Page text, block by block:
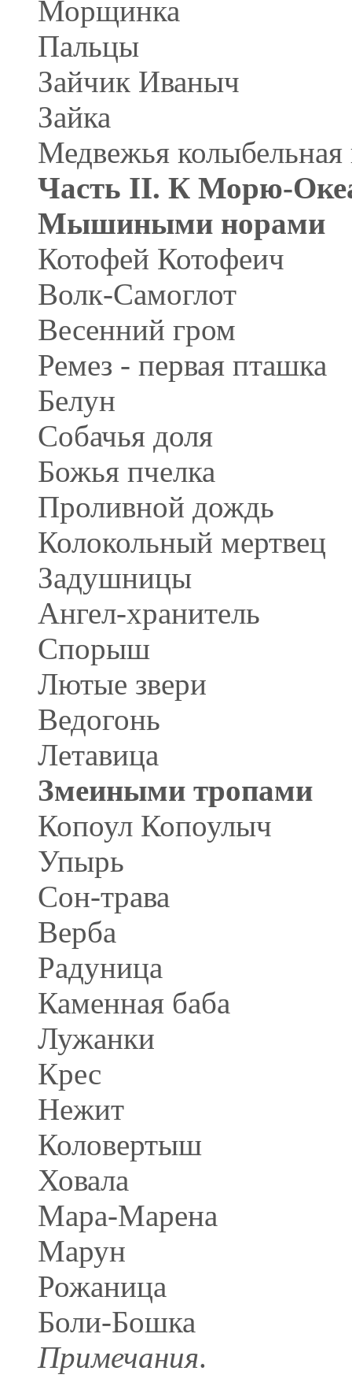
Морщинка
Пальцы
Зайчик Иваныч
Зайка
Медвежья колыбельная
Часть II. К Морю-
Мышиными норами
Котофей Котофеич
Волк-Самоглот
Весенний гром
Ремез - первая пташка
Белун
Собачья доля
Божья пчелка
Проливной дождь
Колокольный мертвец
Задушницы
Ангел-хранитель
Спорыш
Лютые звери
Ведогонь
Летавица
Змеиными тропами
Копоул Копоулыч
Упырь
Сон-трава
Верба
Радуница
Каменная баба
Лужанки
Крес
Нежит
Коловертыш
Ховала
Мара-Марена
Марун
Рожаница
Боли-Бошка
Примечания.